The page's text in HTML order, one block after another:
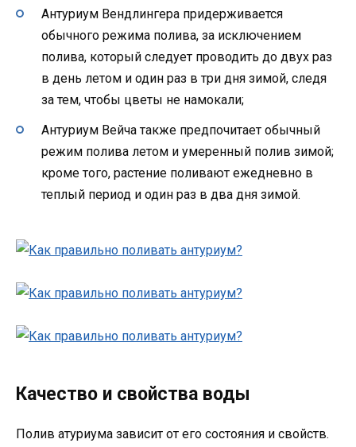
Антуриум Вендлингера придерживается
обычного режима полива, за исключением
полива, который следует проводить до двух раз
в день летом и один раз в три дня зимой, следя
за тем, чтобы цветы не намокали;
Антуриум Вейча также предпочитает обычный
режим полива летом и умеренный полив зимой;
кроме того, растение поливают ежедневно в
теплый период и один раз в два дня зимой.
Качество и свойства воды
Полив атуриума зависит от его состояния и свойств.